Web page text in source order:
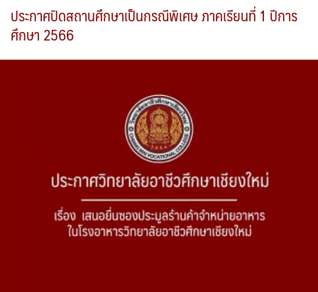
ประกาศปิดสถานศึกษาเป็นกรณีพิเศษ ภาคเรียนที่ 1 ปีการ
ศึกษา 2566